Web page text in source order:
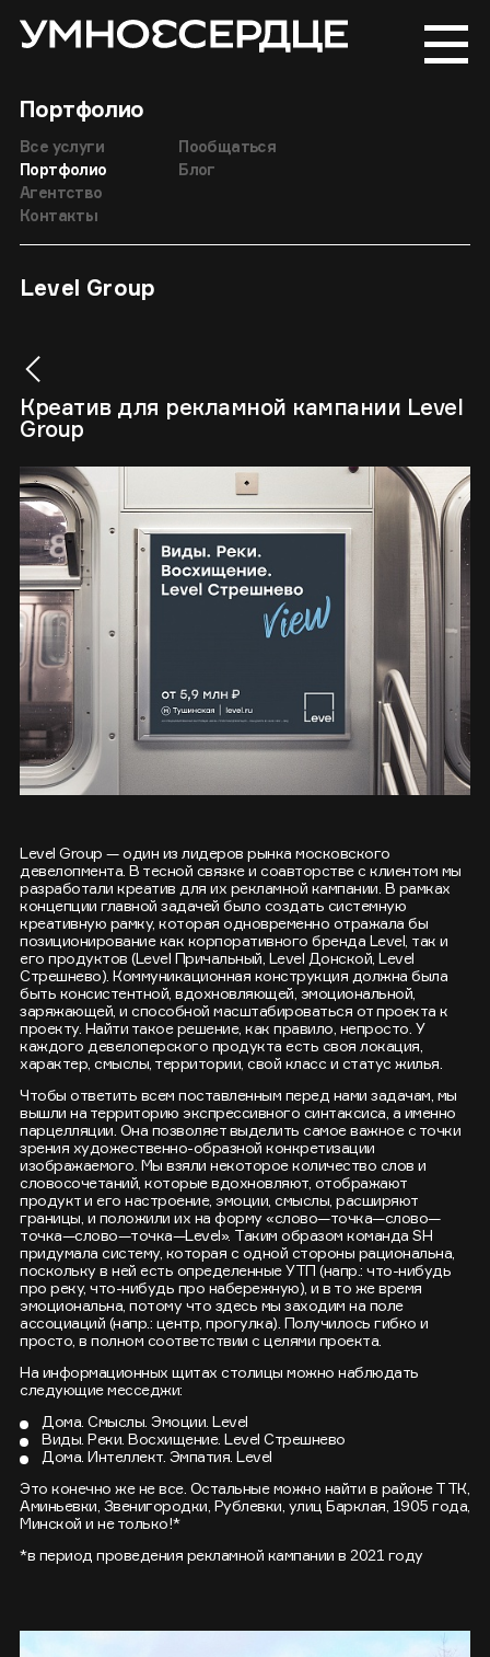
Портфолио
Все услуги
Портфолио
Агентство
Контакты
Пообщаться
Блог
Level Group
Креатив для рекламной кампании Level
Group
Level Group — один из лидеров рынка московского
девелопмента. В тесной связке и соавторстве с клиентом мы
разработали креатив для их рекламной кампании. В рамках
концепции главной задачей было создать системную
креативную рамку, которая одновременно отражала бы
позиционирование как корпоративного бренда Level, так и
его продуктов (Level Причальный, Level Донской, Level
Стрешнево). Коммуникационная конструкция должна была
быть консистентной, вдохновляющей, эмоциональной,
заряжающей, и способной масштабироваться от проекта к
проекту. Найти такое решение, как правило, непросто. У
каждого девелоперского продукта есть своя локация,
характер, смыслы, территории, свой класс и статус жилья.
Чтобы ответить всем поставленным перед нами задачам, мы
вышли на территорию экспрессивного синтаксиса, а именно
парцелляции. Она позволяет выделить самое важное с точки
зрения художественно-образной конкретизации
изображаемого. Мы взяли некоторое количество слов и
словосочетаний, которые вдохновляют, отображают
продукт и его настроение, эмоции, смыслы, расширяют
границы, и положили их на форму «слово—точка—слово—
точка—слово—точка—Level». Таким образом команда SH
придумала систему, которая с одной стороны рациональна,
поскольку в ней есть определенные УТП (напр.: что-нибудь
про реку, что-нибудь про набережную), и в то же время
эмоциональна, потому что здесь мы заходим на поле
ассоциаций (напр.: центр, прогулка). Получилось гибко и
просто, в полном соответствии с целями проекта.
На информационных щитах столицы можно наблюдать
следующие месседжи:
Дома. Смыслы. Эмоции. Level
Виды. Реки. Восхищение. Level Стрешнево
Дома. Интеллект. Эмпатия. Level
Это конечно же не все. Остальные можно найти в районе ТТК,
Аминьевки, Звенигородки, Рублевки, улиц Барклая, 1905 года,
Минской и не только!*
*в период проведения рекламной кампании в 2021 году